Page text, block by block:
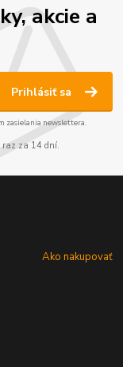
akcie a
Prihlásiť sa
zasielania newslettera.
raz za 14 dní.
Ako nakupovať